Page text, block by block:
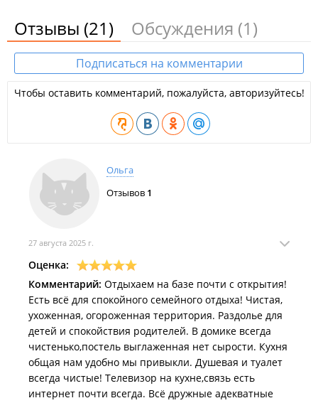
работают сторонние магазины и кафе.
Беседки для отдыха;
Огороженная и полностью освещенная территория с
Детская игровая площадка и детский батут;
Водоснабжение из собственной скважины;
Дополнительные предложения:
Организация рыбалки.
База отдыха ориентирована на спокойный отдых,
проведение шумных развлекательных мероприятий и
вечеринок запрещено.
Отзывы (21) Обсуждения (1)
Подписаться на комментарии
Чтобы оставить комментарий, пожалуйста, авторизуйтесь!
Ольга
Отзывов 1
27 августа 2025 г.
Оценка:
Комментарий: Отдыхаем на базе почти с открытия!
Есть всё для спокойного семейного отдыха! Чистая,
ухоженная, огороженная территория. Раздолье для
детей и спокойствия родителей. В домике всегда
чистенько,постель выглаженная нет сырости. Кухня
общая нам удобно мы привыкли. Душевая и туалет
всегда чистые! Телевизор на кухне,связь есть
интернет почти всегда. Всё дружные адекватные